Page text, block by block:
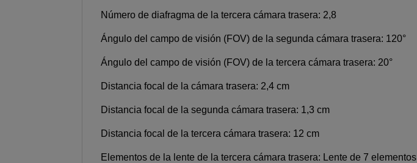
Número de diafragma de la tercera cámara trasera: 2,8
Ángulo del campo de visión (FOV) de la segunda cámara trasera: 120°
Ángulo del campo de visión (FOV) de la tercera cámara trasera: 20°
Distancia focal de la cámara trasera: 2,4 cm
Distancia focal de la segunda cámara trasera: 1,3 cm
Distancia focal de la tercera cámara trasera: 12 cm
Elementos de la lente de la tercera cámara trasera: Lente de 7 elementos